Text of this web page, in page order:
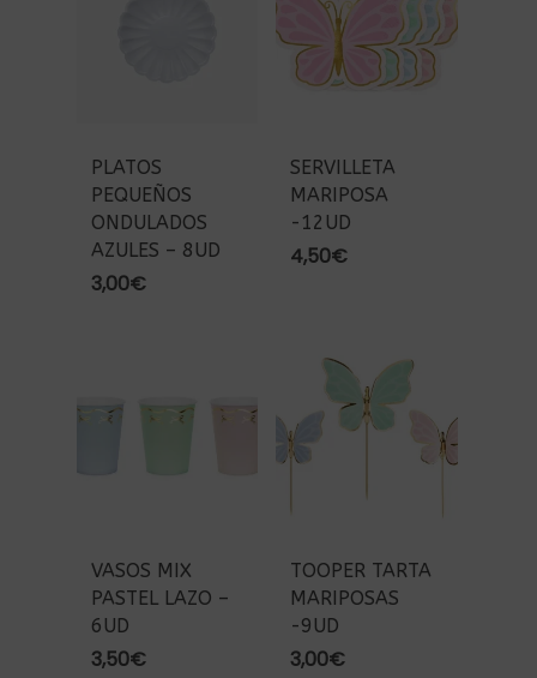
PLATOS
PEQUEÑOS
ONDULADOS
AZULES – 8UD
3,00€
SERVILLETA
MARIPOSA
-12UD
4,50€
VASOS MIX
PASTEL LAZO –
6UD
3,50€
TOOPER TARTA
MARIPOSAS
-9UD
3,00€